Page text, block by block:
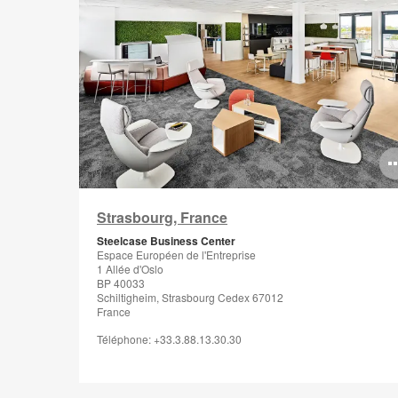
Strasbourg, France
Steelcase Business Center
Espace Européen de l'Entreprise
1 Allée d'Oslo
BP 40033
Schiltigheim, Strasbourg Cedex 67012
France
Téléphone: +33.3.88.13.30.30